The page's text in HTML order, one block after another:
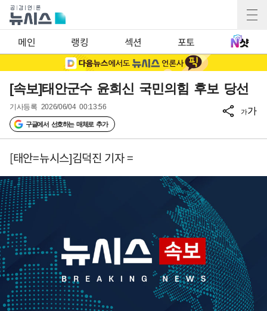
메인 랭킹 섹션 포토
[속보]태안군수 윤희신 국민의힘 후보 당선
기사등록 2026/06/04 00:13:56
구글에서 선호하는 매체로 추가
가가
[태안=뉴시스]김덕진 기자 =